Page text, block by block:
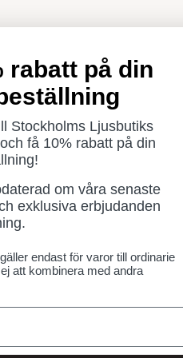
Öppettider
Måndag - Torsdag: 11-18
Fredag - Lördag: 11-16
Söndag: Stängt
Lördag 1/8 stängt
rabatt på din
Stockholms Ljusbutiks
få 10% rabatt på din
om våra senaste
exklusiva erbjudanden
endast för varor till ordinarie
att kombinera med andra